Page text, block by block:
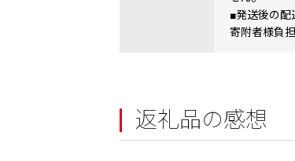
■発送後の配
寄附者様負
返礼品の感想